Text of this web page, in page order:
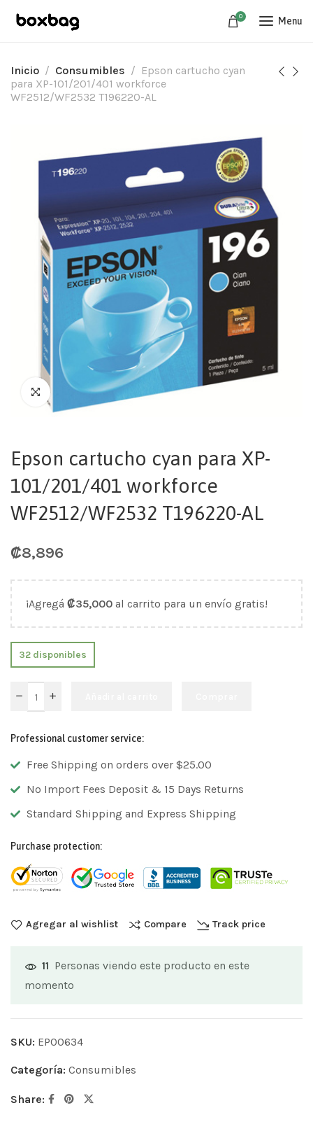
0 Menu
Inicio Consumibles
Epson cartucho cyan
para XP-101/201/401 workforce
WF2512/WF2532 T196220-AL
Epson cartucho cyan para XP-
101/201/401 workforce
WF2512/WF2532 T196220-AL
₡8,896
¡Agregá ₡35,000 al carrito para un envío gratis!
32 disponibles
Professional customer service:
Free Shipping on orders over $25.00
No Import Fees Deposit & 15 Days Returns
Standard Shipping and Express Shipping
Purchase protection:
Agregar al wishlist Compare Track price
11 Personas viendo este producto en este
momento
SKU: EP00634
Categoría: Consumibles
Share: